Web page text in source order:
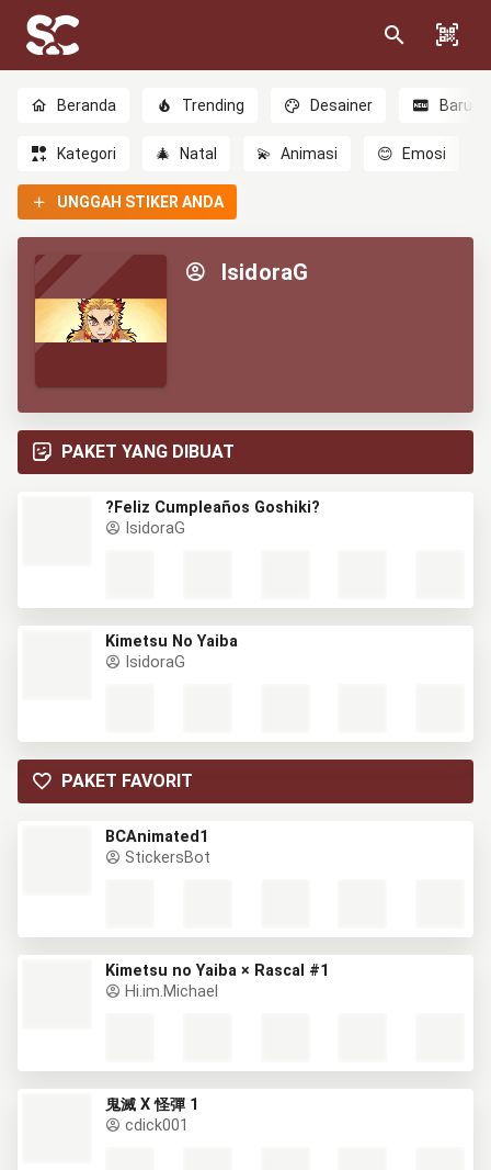
Beranda Trending Desainer Baru
Kategori 🎄 Natal 💫 Animasi 😊 Emosi
UNGGAH STIKER ANDA
IsidoraG
PAKET YANG DIBUAT
?Feliz Cumpleaños Goshiki?
IsidoraG
Kimetsu No Yaiba
IsidoraG
PAKET FAVORIT
BCAnimated1
StickersBot
Kimetsu no Yaiba × Rascal #1
Hi.im.Michael
鬼滅 X 怪彈 1
cdick001